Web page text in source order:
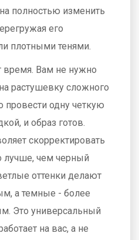
полностью изменить
его
плотными тенями.
время. Вам не нужно
растушевку сложного
провести одну четкую
и образ готов.
скорректировать
лучше, чем черный
оттенки делают
а темные - более
Это универсальный
на вас, а не